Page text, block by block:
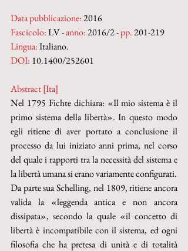
Data pubblicazione: 2016
Fascicolo: LV - anno: 2016/2 - pp. 201-219
Lingua: Italiano.
DOI: 10.1400/252601
Abstract [Ita]
Nel 1795 Fichte dichiara: «Il mio sistema è il
primo sistema della libertà». In questo modo
egli ritiene di aver portato a conclusione il
processo da lui iniziato anni prima, nel corso
del quale i rapporti tra la necessità del sistema e
la libertà umana si erano variamente configurati.
Da parte sua Schelling, nel 1809, ritiene ancora
valida la «leggenda antica e non ancora
dissipata», secondo la quale «il concetto di
libertà è incompatibile con il sistema, ed ogni
filosofia che ha pretesa di unità e di totalità